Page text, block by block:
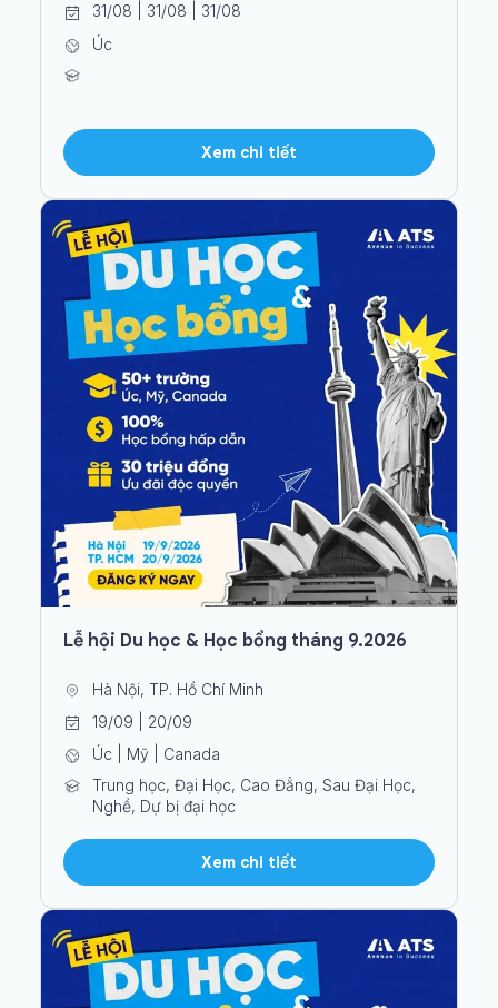
31/08 | 31/08 | 31/08
Úc
Xem chi tiết
Lễ hội Du học & Học bổng tháng 9.2026
Hà Nội, TP. Hồ Chí Minh
19/09 | 20/09
Úc | Mỹ | Canada
Trung học, Đại Học, Cao Đẳng, Sau Đại Học,
Nghề, Dự bị đại học
Xem chi tiết